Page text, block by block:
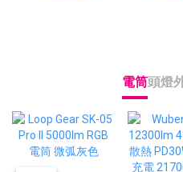
電筒頭燈